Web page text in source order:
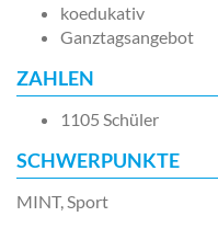
koedukativ
Ganztagsangebot
ZAHLEN
1105 Schüler
SCHWERPUNKTE
MINT, Sport